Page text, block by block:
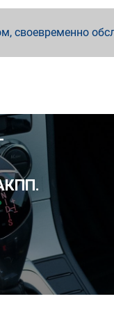
своевременно